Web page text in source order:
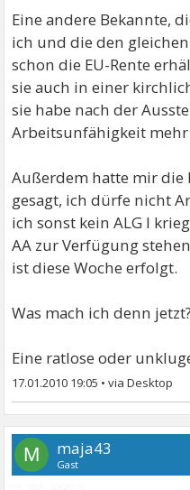
Eine andere Bekannte,
ich und die den
schon die EU-Rente
sie auch in einer
sie habe nach der
Arbeitsunfähigkeit
Außerdem hatte mir die
gesagt, ich dürfe nicht
ich sonst kein ALG I
AA zur Verfügung
ist diese Woche erfolgt.
Was mach ich denn jetzt?
Eine ratlose oder
17.01.2010 19:05 •
M maja43
Gast